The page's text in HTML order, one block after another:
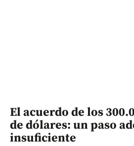
El acuerdo de los
de dólares: un paso
insuficiente